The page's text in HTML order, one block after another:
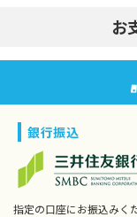
お
銀行振込
指定の口座にお振込みく